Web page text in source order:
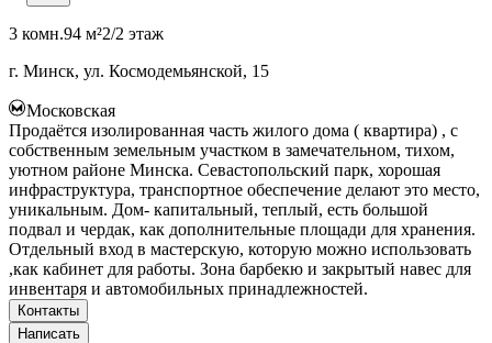
3 комн.94 м²2/2 этаж
г. Минск, ул. Космодемьянской, 15
Московская
Продаётся изолированная часть жилого дома ( квартира) , с
собственным земельным участком в замечательном, тихом,
уютном районе Минска. Севастопольский парк, хорошая
инфраструктура, транспортное обеспечение делают это место,
уникальным. Дом- капитальный, теплый, есть большой
подвал и чердак, как дополнительные площади для хранения.
Отдельный вход в мастерскую, которую можно использовать
,как кабинет для работы. Зона барбекю и закрытый навес для
инвентаря и автомобильных принадлежностей.
Контакты
Написать